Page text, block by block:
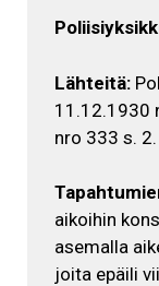
Lähteitä:
11.12.1930
nro 333 s. 2.
aikoihin
asemalla
joita epäili